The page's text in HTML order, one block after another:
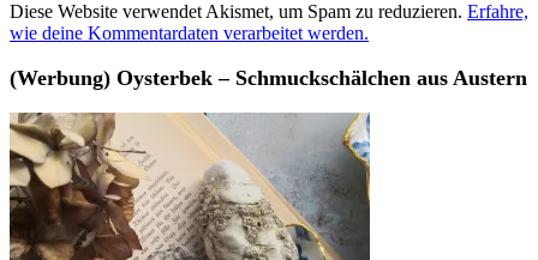
Diese Website verwendet Akismet, um Spam zu reduzieren. Erfahre,
wie deine Kommentardaten verarbeitet werden.
(Werbung) Oysterbek – Schmuckschälchen aus Austern